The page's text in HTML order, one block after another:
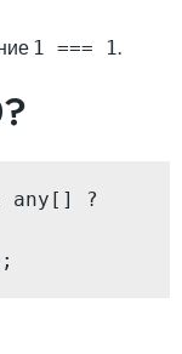
1 === 1.
any[] ?